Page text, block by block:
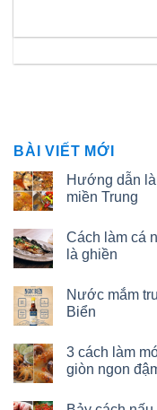
BÀI VIẾT MỚI
Hướng dẫn
miền Trung
Cách làm cá
là ghiền
Nước mắm
Biển
3 cách làm
giòn ngon